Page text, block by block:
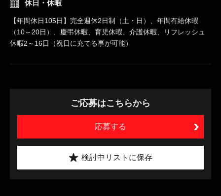
休日・休暇
【年間休日105日】完全週休2日制（土・日）、年間有給休暇
（10～20日）、慶弔休暇、育児休暇、介護休暇、リフレッシュ
休暇2～16日（祝日に充てる事が可能）
ご応募はこちらから
応募する
検討中リストに保存